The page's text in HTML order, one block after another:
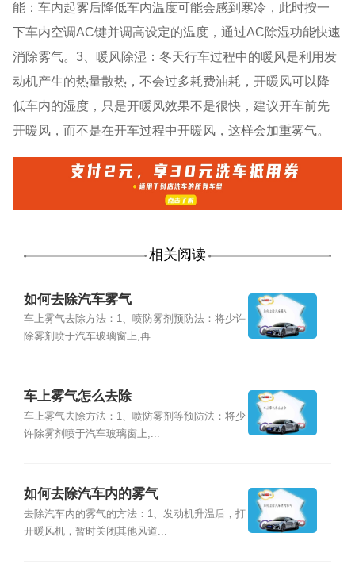
能：车内起雾后降低车内温度可能会感到寒冷，此时按一
下车内空调AC键并调高设定的温度，通过AC除湿功能快速
消除雾气。3、暖风除湿：冬天行车过程中的暖风是利用发
动机产生的热量散热，不会过多耗费油耗，开暖风可以降
低车内的湿度，只是开暖风效果不是很快，建议开车前先
开暖风，而不是在开车过程中开暖风，这样会加重雾气。
相关阅读
如何去除汽车雾气
车上雾气去除方法：1、喷防雾剂预防法：将少许
除雾剂喷于汽车玻璃窗上,再...
车上雾气怎么去除
车上雾气去除方法：1、喷防雾剂等预防法：将少
许除雾剂喷于汽车玻璃窗上,...
如何去除汽车内的雾气
去除汽车内的雾气的方法：1、发动机升温后，打
开暖风机，暂时关闭其他风道...